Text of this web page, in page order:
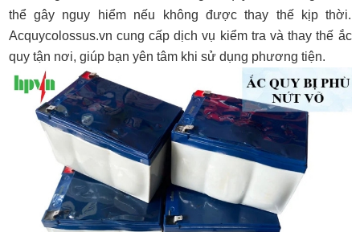
thể gây nguy hiểm nếu không được thay thế kịp thời.
Acquycolossus.vn cung cấp dịch vụ kiểm tra và thay thế ắc
quy tận nơi, giúp bạn yên tâm khi sử dụng phương tiện.